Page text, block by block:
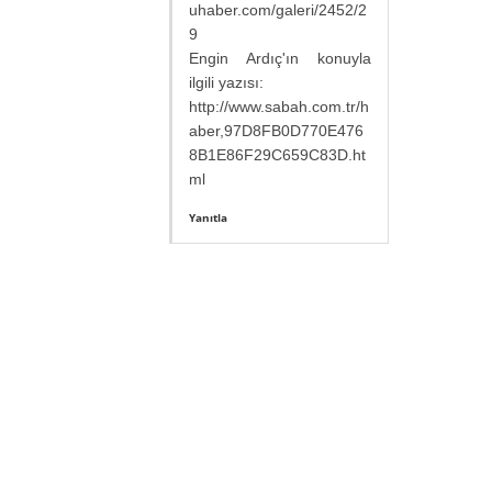
uhaber.com/galeri/2452/2
9
Engin Ardıç'ın konuyla
ilgili yazısı:
http://www.sabah.com.tr/h
aber,97D8FB0D770E476
8B1E86F29C659C83D.ht
ml
Yanıtla